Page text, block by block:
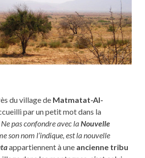
du village de Matmatat-Al-
par un petit mot dans la
Ne pas confondre avec laNouvelle
son nom l’indique, est la nouvelle
appartiennent à une ancienne tribu